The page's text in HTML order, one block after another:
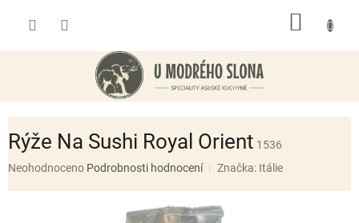
Rýže Na Sushi Royal Orient 1536
Průměrné
Neohodnoceno Podrobnosti hodnocení Značka: Itálie